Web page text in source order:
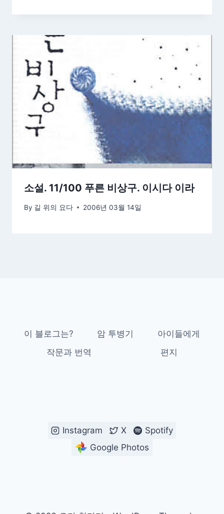
소설. 11/100 푸른 비상구. 이시다 이라
By 길 위의 요다 2006년 03월 14일
이 블로그는? 암 투병기
아이들에게
작문과 번역
편지
Instagram X
Spotify
Google Photos